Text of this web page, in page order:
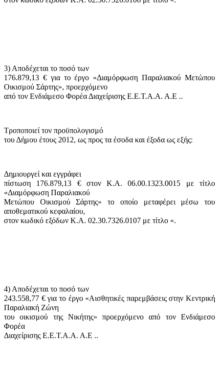
3) Αποδέχεται το ποσό των
176.879,13 € για το έργο «Διαμόρφωση Παραλιακού Μετώπου
Οικισμού Σάρτης», προερχόμενο
από τον Ενδιάμεσο Φορέα Διαχείρισης Ε.Ε.Τ.Α.Α. Α.Ε ..
Τροποποιεί τον προϋπολογισμό
του Δήμου έτους 2012, ως προς τα έσοδα και έξοδα ως εξής:
Δημιουργεί και εγγράφει
πίστωση 176.879,13 € στον Κ.Α. 06.00.1323.0015 με τίτλο
«Διαμόρφωση Παραλιακού
Μετώπου Οικισμού Σάρτης» το οποίο μεταφέρει μέσω του
αποθεματικού κεφαλαίου,
στον κωδικό εξόδων Κ.Α. 02.30.7326.0107 με τίτλο «.
4) Αποδέχεται το ποσό των
243.558,77 € για το έργο «Αισθητικές παρεμβάσεις στην Κεντρική
Παραλιακή Ζώνη
του οικισμού της Νικήτης» προερχόμενο από τονΕνδιάμεσο
Φορέα
Διαχείρισης Ε.Ε.Τ.Α.Α. Α.Ε ..